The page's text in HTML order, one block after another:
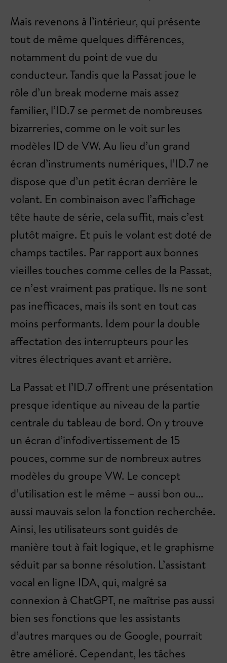
Mais revenons à l’intérieur, qui présente
tout de même quelques différences,
notamment du point de vue du
conducteur. Tandis que la Passat joue le
rôle d’un break moderne mais assez
familier, l’ID.7 se permet de nombreuses
bizarreries, comme on le voit sur les
modèles ID de VW. Au lieu d’un grand
écran d’instruments numériques, l’ID.7 ne
dispose que d’un petit écran derrière le
volant. En combinaison avec l’affichage
tête haute de série, cela suffit, mais c’est
plutôt maigre. Et puis le volant est doté de
champs tactiles. Par rapport aux bonnes
vieilles touches comme celles de la Passat,
ce n’est vraiment pas pratique. Ils ne sont
pas inefficaces, mais ils sont en tout cas
moins performants. Idem pour la double
affectation des interrupteurs pour les
vitres électriques avant et arrière.
La Passat et l’ID.7 offrent une présentation
presque identique au niveau de la partie
centrale du tableau de bord. On y trouve
un écran d’infodivertissement de 15
pouces, comme sur de nombreux autres
modèles du groupe VW. Le concept
d’utilisation est le même – aussi bon ou...
aussi mauvais selon la fonction recherchée.
Ainsi, les utilisateurs sont guidés de
manière tout à fait logique, et le graphisme
séduit par sa bonne résolution. L’assistant
vocal en ligne IDA, qui, malgré sa
connexion à ChatGPT, ne maîtrise pas aussi
bien ses fonctions que les assistants
d’autres marques ou de Google, pourrait
être amélioré. Cependant, les tâches